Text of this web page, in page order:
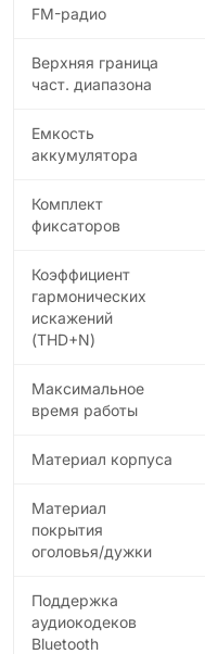
FM-радио
Верхняя граница
част. диапазона
Емкость
аккумулятора
Комплект
фиксаторов
Коэффициент
гармонических
искажений
(THD+N)
Максимальное
время работы
Материал корпуса
Материал
покрытия
оголовья/дужки
Поддержка
аудиокодеков
Bluetooth